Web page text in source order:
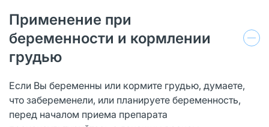
Применение при
беременности и кормлении
грудью
Если Вы беременны или кормите грудью, думаете,
что забеременели, или планируете беременность,
перед началом приема препарата